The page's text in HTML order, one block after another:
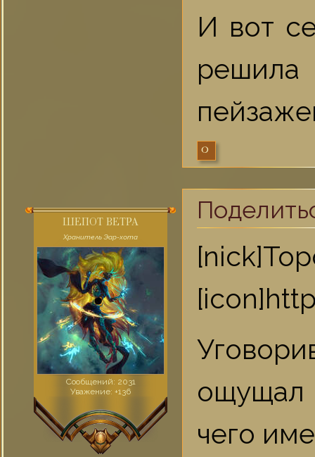
И вот
решила
0
ШЕПОТ ВЕТРА
Хранитель Эар-хота
Сообщений: 2031
Уважение: +136
ощущал
чего